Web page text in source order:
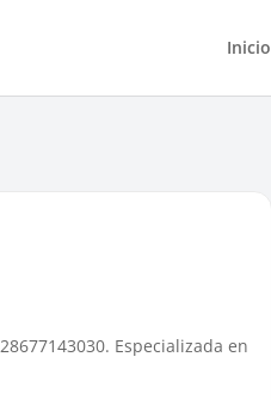
Inicio
Especializada en